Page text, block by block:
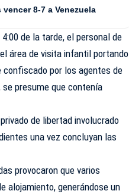
8-7 a Venezuela
de la tarde, el personal de
área de visita infantil portando
por los agentes de
presume que contenía
de libertad involucrado
una vez concluyan las
provocaron que varios
alojamiento, generándose un